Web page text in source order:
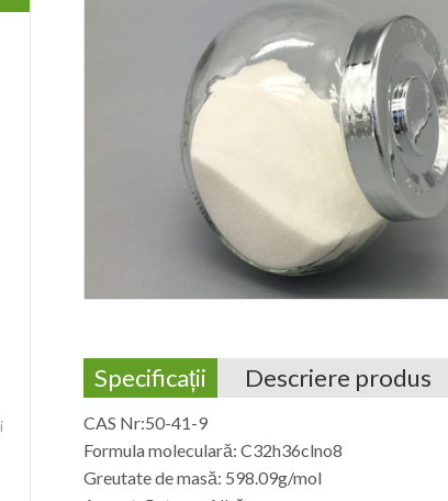
Specificații Descriere produs
CAS Nr:50-41-9
Formula moleculară: C32h36clno8
Greutate de masă: 598.09g/mol